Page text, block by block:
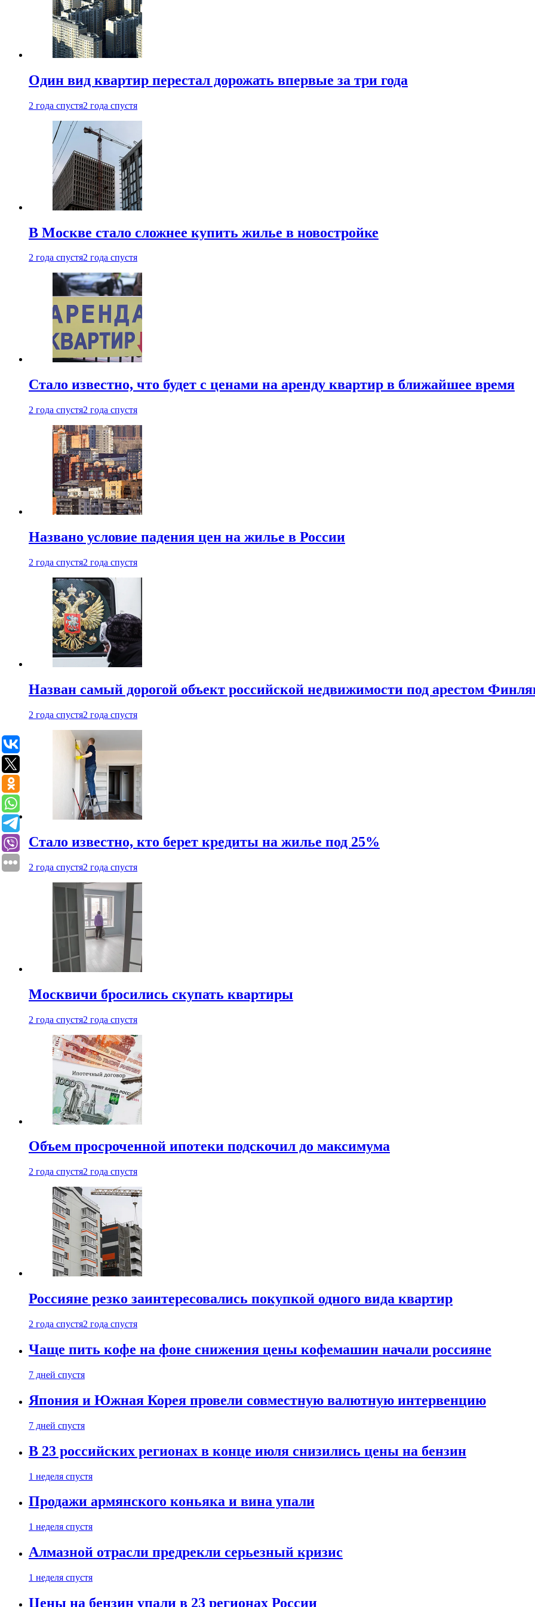
Один вид квартир перестал дорожать впервые за три года
2 года спустя2 года спустя
В Москве стало сложнее купить жилье в новостройке
2 года спустя2 года спустя
Стало известно, что будет с ценами на аренду квартир в ближайшее время
2 года спустя2 года спустя
Названо условие падения цен на жилье в России
2 года спустя2 года спустя
Назван самый дорогой объект российской недвижимости под арестом
2 года спустя2 года спустя
Стало известно, кто берет кредиты на жилье под 25%
2 года спустя2 года спустя
Москвичи бросились скупать квартиры
2 года спустя2 года спустя
Объем просроченной ипотеки подскочил до максимума
2 года спустя2 года спустя
Россияне резко заинтересовались покупкой одного вида квартир
2 года спустя2 года спустя
Чаще пить кофе на фоне снижения цены кофемашин начали россияне
7 дней спустя
Япония и Южная Корея провели совместную валютную интервенцию
7 дней спустя
В 23 российских регионах в конце июля снизились цены на бензин
1 неделя спустя
Продажи армянского коньяка и вина упали
1 неделя спустя
Алмазной отрасли предрекли серьезный кризис
1 неделя спустя
Цены на бензин упали в 23 регионах России